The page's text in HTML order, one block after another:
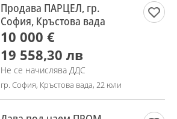
Продава ПАРЦЕЛ, гр.
София, Кръстова вада
10 000 €
19 558,30 лв
Не се начислява ДДС
гр. София, Кръстова вада, 22 юли